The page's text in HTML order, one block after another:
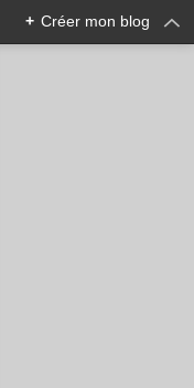
+ Créer mon blog